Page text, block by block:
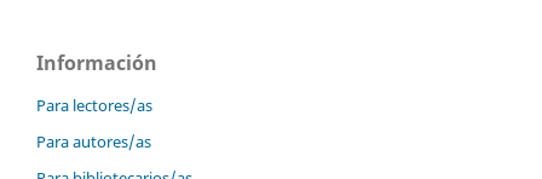
Información
Para lectores/as
Para autores/as